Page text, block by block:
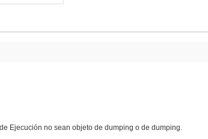
Ejecución no sean objeto de dumping o de dumping.